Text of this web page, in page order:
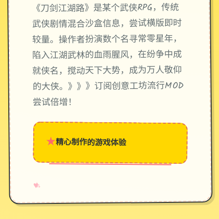
《刀剑江湖路》是某个武侠RPG，传统
武侠剧情混合沙盒信息，尝试横版即时
较量。操作者扮演数个名寻常零星年，
陷入江湖武林的血雨腥风，在纷争中成
就侠名，搅动天下大势，成为万人敬仰
的大侠。》》》订阅创意工坊流行MOD
尝试倍增！
★精心制作的游戏体验
♥
✧
→